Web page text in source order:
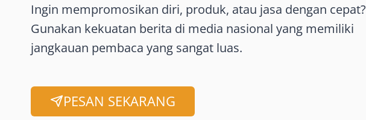
Ingin mempromosikan diri, produk, atau jasa dengan cepat?
Gunakan kekuatan berita di media nasional yang memiliki
jangkauan pembaca yang sangat luas.
PESAN SEKARANG